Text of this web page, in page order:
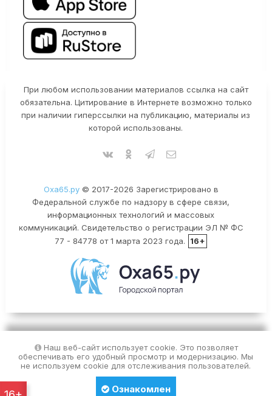
При любом использовании материалов ссылка на сайт
обязательна. Цитирование в Интернете возможно только
при наличии гиперссылки на публикацию, материалы из
которой использованы.
Оха65.ру© 2017-2026 Зарегистрировано в
Федеральной службе по надзору в сфере связи,
информационных технологий и массовых
коммуникаций. Свидетельство о регистрации ЭЛ № ФС
77 - 84778 от 1 марта 2023 года.
16+
Наш веб-сайт использует cookie. Это позволяет
обеспечивать его удобный просмотр и модернизацию. Мы
не используем cookie для отслеживания пользователей.
Ознакомлен